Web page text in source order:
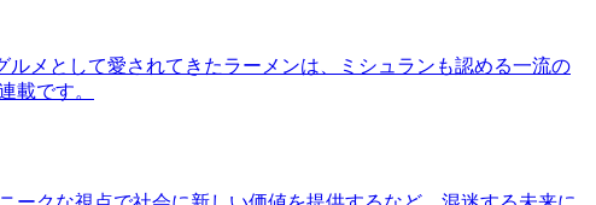
メとして愛されてきたラーメンは、ミシュランも認める一流の
載です。